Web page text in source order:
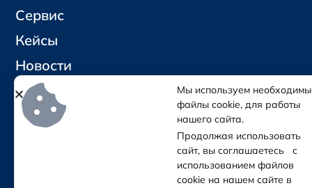
Сервис
Кейсы
Новости
Контакты
Социальные сети и контакты
Мы используем
файлы cookie, для работы
нашего сайта.
Продолжая использовать
сайт, вы соглашаетесь с
использованием файлов
cookie на нашем сайте в